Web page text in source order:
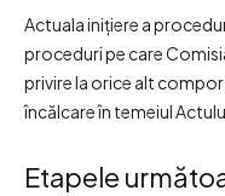
Actuala inițiere a
proceduri pe care
privire la orice alt
încălcare în temeiul
Etapele